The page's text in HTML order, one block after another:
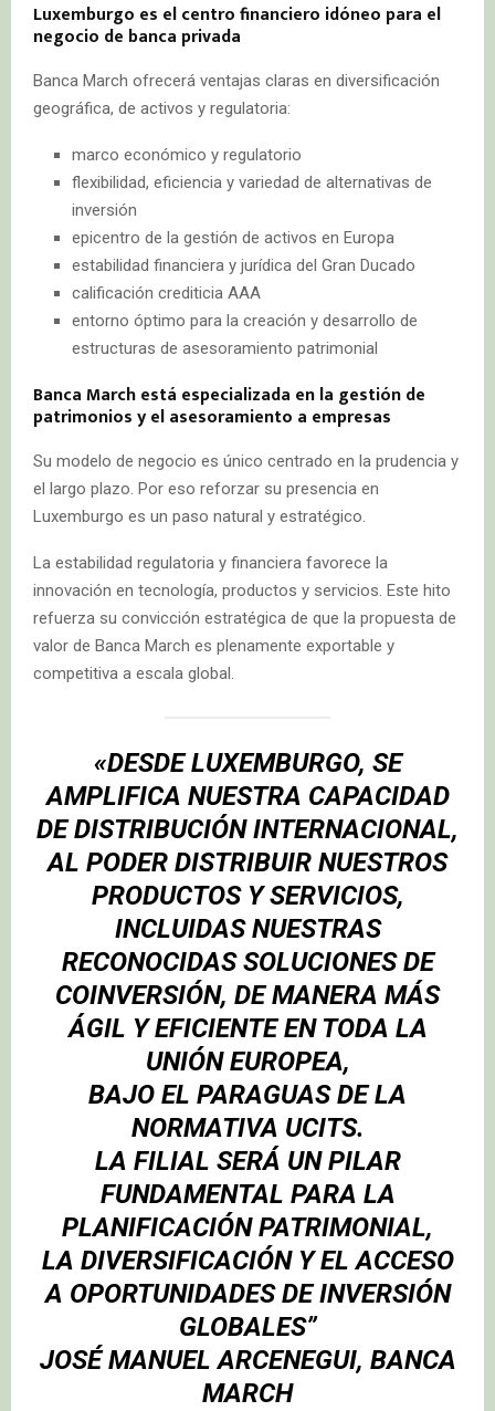
Luxemburgo es el centro financiero idóneo para el
negocio de banca privada
Banca March ofrecerá ventajas claras en diversificación
geográfica, de activos y regulatoria:
marco económico y regulatorio
flexibilidad, eficiencia y variedad de alternativas de
inversión
epicentro de la gestión de activos en Europa
estabilidad financiera y jurídica del Gran Ducado
calificación crediticia AAA
entorno óptimo para la creación y desarrollo de
estructuras de asesoramiento patrimonial
Banca March está especializada en la gestión de
patrimonios y el asesoramiento a empresas
Su modelo de negocio es único centrado en la prudencia y
el largo plazo. Por eso reforzar su presencia en
Luxemburgo es un paso natural y estratégico.
La estabilidad regulatoria y financiera favorece la
innovación en tecnología, productos y servicios. Este hito
refuerza su convicción estratégica de que la propuesta de
valor de Banca March es plenamente exportable y
competitiva a escala global.
«DESDE LUXEMBURGO, SE
AMPLIFICA NUESTRA CAPACIDAD
DE DISTRIBUCIÓN INTERNACIONAL,
AL PODER DISTRIBUIR NUESTROS
PRODUCTOS Y SERVICIOS,
INCLUIDAS NUESTRAS
RECONOCIDAS SOLUCIONES DE
COINVERSIÓN, DE MANERA MÁS
ÁGIL Y EFICIENTE EN TODA LA
UNIÓN EUROPEA,
BAJO EL PARAGUAS DE LA
NORMATIVA UCITS.
LA FILIAL SERÁ UN PILAR
FUNDAMENTAL PARA LA
PLANIFICACIÓN PATRIMONIAL,
LA DIVERSIFICACIÓN Y EL ACCESO
A OPORTUNIDADES DE INVERSIÓN
GLOBALES”
JOSÉ MANUEL ARCENEGUI, BANCA
MARCH